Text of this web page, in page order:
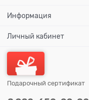
Информация
Личный кабинет
Подарочный сертификат